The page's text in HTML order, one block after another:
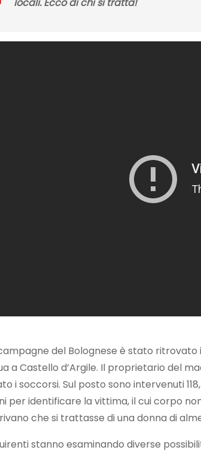
del Bolognese è stato
a Castello d’Argile. Il proprietario del
i soccorsi. Sul posto sono intervenuti
per identificare la vittima, il cui corpo
che si trattasse di una donna di
stanno esaminando diverse